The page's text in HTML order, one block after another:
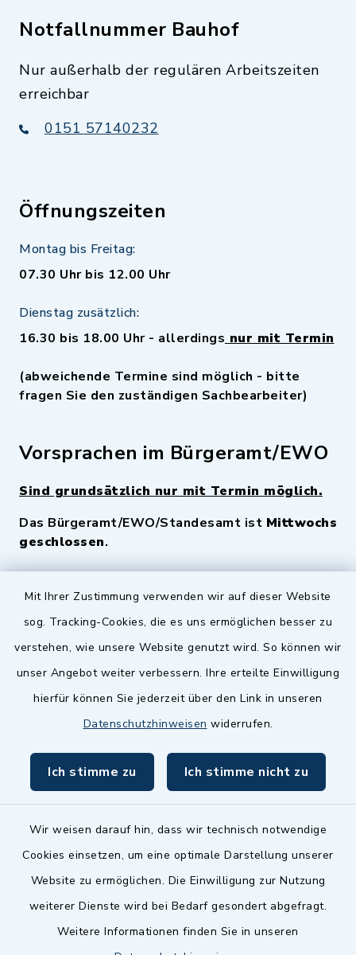
Mit Ihrer Zustimmung verwenden wir auf dieser Website
sog. Tracking-Cookies, die es uns ermöglichen besser zu
verstehen, wie unsere Website genutzt wird. So können wir
unser Angebot weiter verbessern. Ihre erteilte Einwilligung
hierfür können Sie jederzeit über den Link in unseren
Datenschutzhinweisen widerrufen.
Ich stimme zu Ich stimme nicht zu
Wir weisen darauf hin, dass wir technisch notwendige
Cookies einsetzen, um eine optimale Darstellung unserer
Website zu ermöglichen. Die Einwilligung zur Nutzung
weiterer Dienste wird bei Bedarf gesondert abgefragt.
Weitere Informationen finden Sie in unseren
Notfallnummer Bauhof
Nur außerhalb der regulären Arbeitszeiten
erreichbar
0151 57140232
Öffnungszeiten
Montag bis Freitag:
07.30 Uhr bis 12.00 Uhr
Dienstag zusätzlich:
16.30 bis 18.00 Uhr - allerdings nur mit Termin
(abweichende Termine sind möglich - bitte
fragen Sie den zuständigen Sachbearbeiter)
Vorsprachen im Bürgeramt/EWO
Sind grundsätzlich nur mit Termin möglich.
Das Bürgeramt/EWO/Standesamt ist Mittwochs
geschlossen.
Quicklinks
Zenngrund Allianz
Dillenberggruppe
inixmedia GmbH
Barrierefreiheit